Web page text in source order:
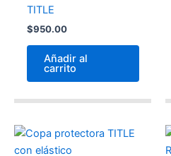
TITLE
$950.00
Añadir al
carrito